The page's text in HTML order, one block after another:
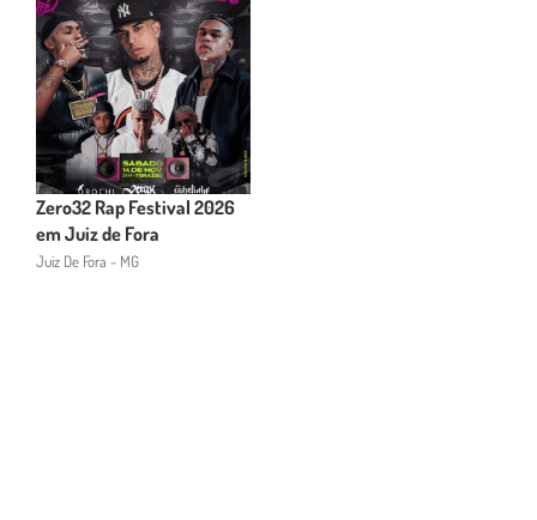
Zero32 Rap Festival 2026
em Juiz de Fora
Juiz De Fora - MG